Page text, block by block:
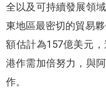
全以及可持續發展領
東地區最密切的貿易
額估計為157億美元
港作需加倍努力，與
作。